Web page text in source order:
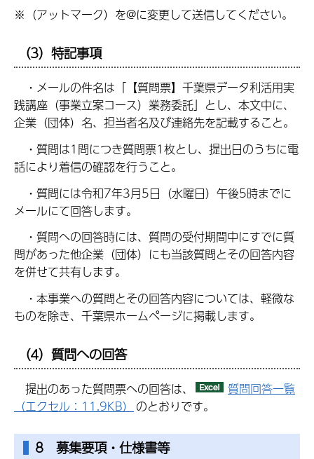
※（アットマーク）を@に変更して送信してください。
（3）特記事項
・メールの件名は「【質問票】千葉県データ利活用実
践講座（事業立案コース）業務委託」とし、本文中に、
企業（団体）名、担当者名及び連絡先を記載すること。
・質問は1問につき質問票1枚とし、提出日のうちに電
話により着信の確認を行うこと。
・質問には令和7年3月5日（水曜日）午後5時までに
メールにて回答します。
・質問への回答時には、質問の受付期間中にすでに質
問があった他企業（団体）にも当該質問とその回答内容
を併せて共有します。
・本事業への質問とその回答内容については、軽微な
ものを除き、千葉県ホームページに掲載します。
（4）質問への回答
提出のあった質問票への回答は、
質問回答一覧
（エクセル：11.9KB） のとおりです。
8 募集要項・仕様書等